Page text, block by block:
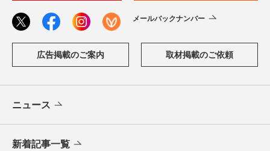
メールバックナンバー
広告掲載のご案内 取材掲載のご依頼
ニュース
新着記事一覧